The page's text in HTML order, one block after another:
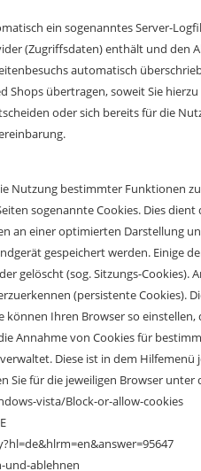
ein sogenanntes Server-
(Zugriffsdaten) enthält und den
automatisch
übertragen, soweit Sie
oder sich bereits für die
Nutzung bestimmter Funktionen
sogenannte Cookies. Dies
einer optimierten Darstellung
gespeichert werden. Einige
gelöscht (sog. Sitzungs-
(persistente Cookies).
Ihren Browser so
Annahme von Cookies für
Diese ist in dem
Sie für die jeweiligen Browser unter
vista/Block-or-allow-cookies
ablehnen